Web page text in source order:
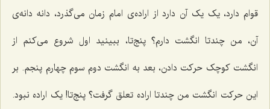
قوام دارد، یک یک آن دارد از اراده‌ی امام زمان می‌گذرد، دانه دانه‌ی
آن، من چندتا انگشت دارم؟ پنج‌تا، ببینید اول شروع می‌کنم از
انگشت کوچک حرکت دادن، بعد به انگشت دوم سوم چهارم پنجم. بر
این حرکت انگشت من چندتا اراده تعلق گرفت؟ پنج‌تا! یک اراده نبود.